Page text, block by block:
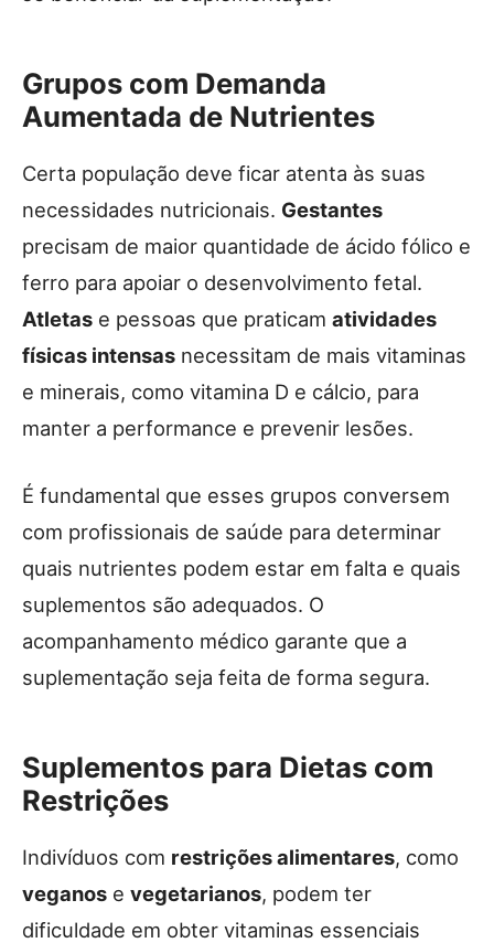
Grupos com Demanda
Aumentada de Nutrientes
Certa população deve ficar atenta às suas
necessidades nutricionais. Gestantes
precisam de maior quantidade de ácido fólico e
ferro para apoiar o desenvolvimento fetal.
Atletas e pessoas que praticam atividades
físicas intensas necessitam de mais vitaminas
e minerais, como vitamina D e cálcio, para
manter a performance e prevenir lesões.
É fundamental que esses grupos conversem
com profissionais de saúde para determinar
quais nutrientes podem estar em falta e quais
suplementos são adequados. O
acompanhamento médico garante que a
suplementação seja feita de forma segura.
Suplementos para Dietas com
Restrições
Indivíduos com restrições alimentares, como
veganos e vegetarianos, podem ter
dificuldade em obter vitaminas essenciais